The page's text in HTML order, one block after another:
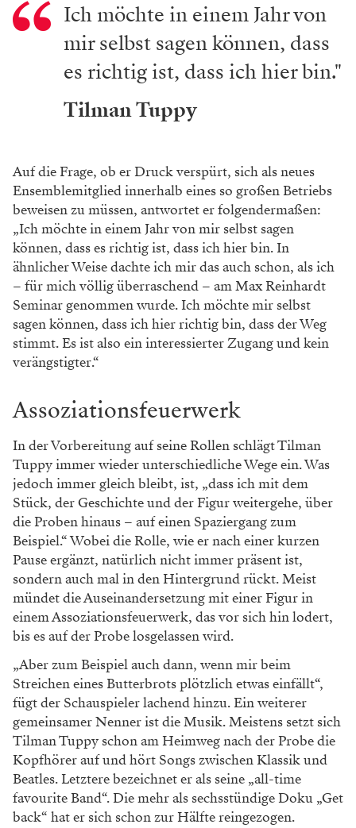
Ich möchte in einem Jahr von
mir selbst sagen können, dass
es richtig ist, dass ich hier bin."
Tilman Tuppy
Auf die Frage, ob er Druck verspürt, sich als neues
Ensemblemitglied innerhalb eines so großen Betriebs
beweisen zu müssen, antwortet er folgendermaßen:
„Ich möchte in einem Jahr von mir selbst sagen
können, dass es richtig ist, dass ich hier bin. In
ähnlicher Weise dachte ich mir das auch schon, als ich
– für mich völlig überraschend – am Max Reinhardt
Seminar genommen wurde. Ich möchte mir selbst
sagen können, dass ich hier richtig bin, dass der Weg
stimmt. Es ist also ein interessierter Zugang und kein
verängstigter.“
Assoziationsfeuerwerk
In der Vorbereitung auf seine Rollen schlägt Tilman
Tuppy immer wieder unterschiedliche Wege ein. Was
jedoch immer gleich bleibt, ist, „dass ich mit dem
Stück, der Geschichte und der Figur weitergehe, über
die Proben hinaus – auf einen Spaziergang zum
Beispiel.“ Wobei die Rolle, wie er nach einer kurzen
Pause ergänzt, natürlich nicht immer präsent ist,
sondern auch mal in den Hintergrund rückt. Meist
mündet die Auseinandersetzung mit einer Figur in
einem Assoziationsfeuerwerk, das vor sich hin lodert,
bis es auf der Probe losgelassen wird.
„Aber zum Beispiel auch dann, wenn mir beim
Streichen eines Butterbrots plötzlich etwas einfällt“,
fügt der Schauspieler lachend hinzu. Ein weiterer
gemeinsamer Nenner ist die Musik. Meistens setzt sich
Tilman Tuppy schon am Heimweg nach der Probe die
Kopfhörer auf und hört Songs zwischen Klassik und
Beatles. Letztere bezeichnet er als seine „all-time
favourite Band“. Die mehr als sechsstündige Doku „Get
back“ hat er sich schon zur Hälfte reingezogen.